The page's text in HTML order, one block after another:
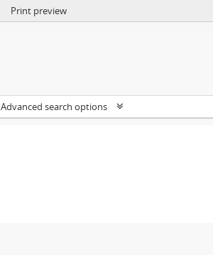
Print preview
Advanced search options